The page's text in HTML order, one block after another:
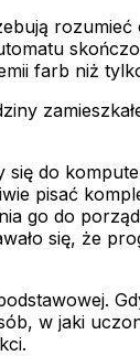
farb niż
do
pisać
go do
się, że
w jaki